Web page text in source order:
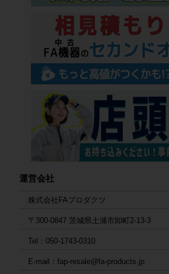
運営会社
株式会社FAプロダクツ
〒300-0847 茨城県土浦市卸町2-13-3
Tel：050-1743-0310
E-mail：fap-resale@fa-products.jp